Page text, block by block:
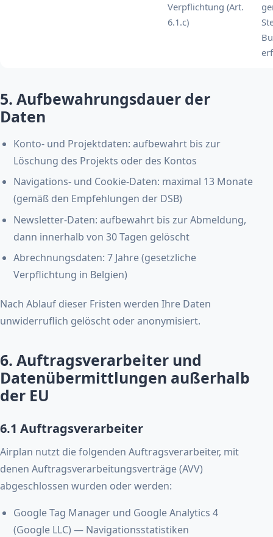
Verpflichtung (Art.
6.1.c)
5. Aufbewahrungsdauer der
Daten
Konto- und Projektdaten: aufbewahrt bis zur
Löschung des Projekts oder des Kontos
Navigations- und Cookie-Daten: maximal 13 Monate
(gemäß den Empfehlungen der DSB)
Newsletter-Daten: aufbewahrt bis zur Abmeldung,
dann innerhalb von 30 Tagen gelöscht
Abrechnungsdaten: 7 Jahre (gesetzliche
Verpflichtung in Belgien)
Nach Ablauf dieser Fristen werden Ihre Daten
unwiderruflich gelöscht oder anonymisiert.
6. Auftragsverarbeiter und
Datenübermittlungen außerhalb
der EU
6.1 Auftragsverarbeiter
Airplan nutzt die folgenden Auftragsverarbeiter, mit
denen Auftragsverarbeitungsverträge (AVV)
abgeschlossen wurden oder werden:
Google Tag Manager und Google Analytics 4
(Google LLC) — Navigationsstatistiken